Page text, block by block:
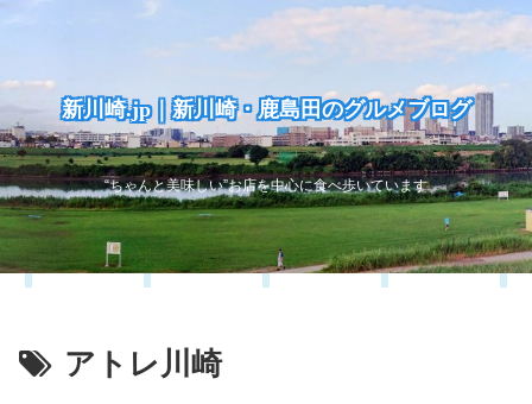
新川崎.jp｜新川崎・鹿島田のグルメブログ
“ちゃんと美味しい”お店を中心に食べ歩いています
アトレ川崎